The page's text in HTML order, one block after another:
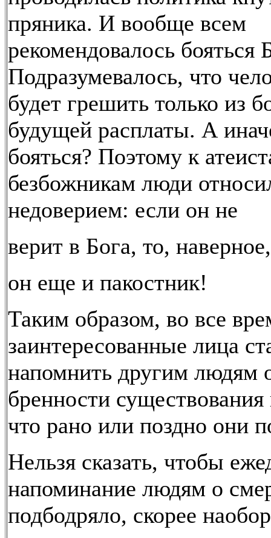
пряника. И вообще всем
рекомендовалось бояться
Подразумевалось, что
будет грешить только из
будущей расплаты. А
бояться? Поэтому к
безбожникам люди
недоверием: если он не
верит в Бога, то,
он еще и пакостник!
Таким образом, во все
заинтересованные лица
напомнить другим людям
бренности
что рано или поздно они
Нельзя сказать, чтобы
напоминание людям о
подбодряло, скорее